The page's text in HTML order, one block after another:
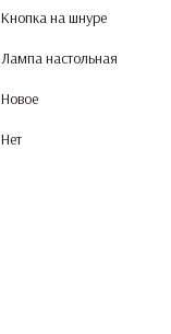
Кнопка на шнуре
Лампа настольная
Новое
Нет